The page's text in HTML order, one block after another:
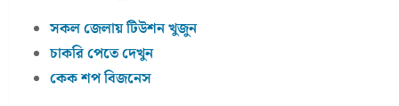
সকল জেলায় টিউশন খুজুন
চাকরি পেতে দেখুন
কেক শপ বিজনেস